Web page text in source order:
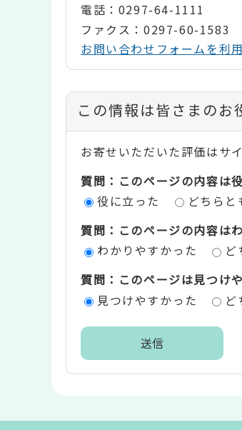
電話：0297-64-1111
ファクス：0297-60-1583
お問い合わせフォームを利
コ
ン
テ
ン
評
エ
この情報は皆さまのお
お寄せいただいた評価はサ
質問：このページの内容は
役に立った
どちら
質問：このページの内容は
わかりやすかった
質問：このページは見つけ
見つけやすかった